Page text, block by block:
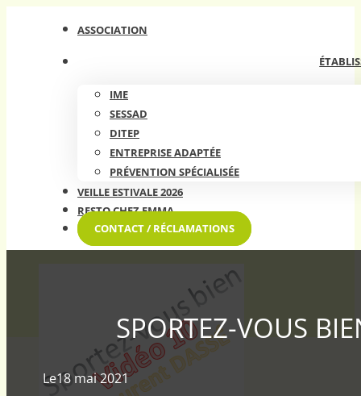
ASSOCIATION
IME
SESSAD
DITEP
ENTREPRISE ADAPTÉE
PRÉVENTION SPÉCIALISÉE
VEILLE ESTIVALE 2026
RESTO CHEZ EMMA
CONTACT / RÉCLAMATIONS
SPORTEZ-VOUS
Le18 mai 2021